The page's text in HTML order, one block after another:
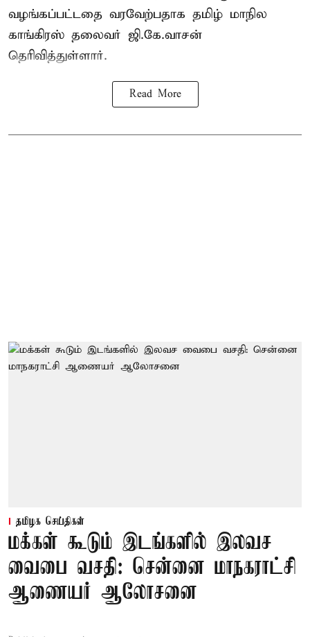
வழங்கப்பட்டதை வரவேற்பதாக தமிழ் மாநில
காங்கிரஸ் தலைவர் ஜி.கே.வாசன்
தெரிவித்துள்ளார்.
Read More
தமிழக செய்திகள்
மக்கள் கூடும் இடங்களில் இலவச
வைபை வசதி: சென்னை மாநகராட்சி
ஆணையர் ஆலோசனை